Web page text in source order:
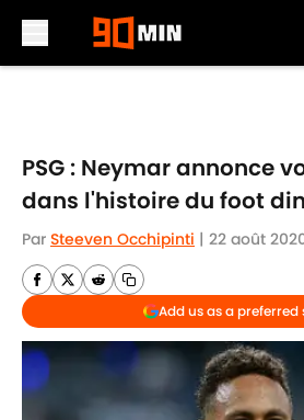
PSG : Neymar annonce
dans l'histoire du foot
Par Steeven Occhipinti | 22 août
Add us as a preferred